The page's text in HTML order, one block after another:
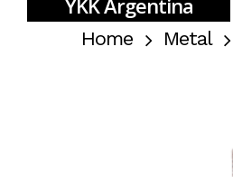
Home Metal